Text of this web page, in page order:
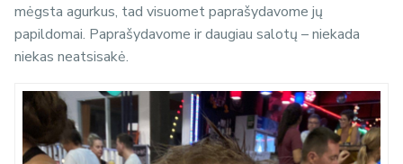
mėgsta agurkus, tad visuomet paprašydavome jų
papildomai. Paprašydavome ir daugiau salotų – niekada
niekas neatsisakė.